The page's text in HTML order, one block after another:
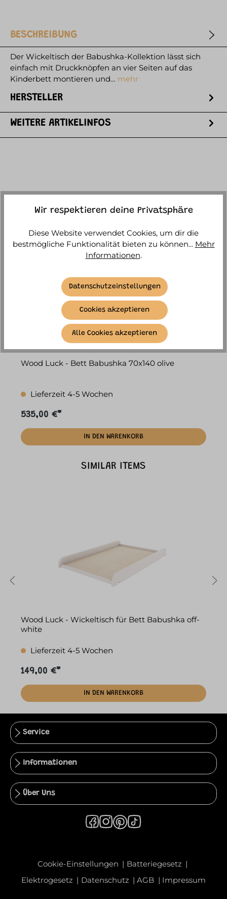
BESCHREIBUNG
Der Wickeltisch der Babushka-Kollektion lässt sich
einfach mit Druckknöpfen an vier Seiten auf das
Kinderbett montieren und… mehr
HERSTELLER
WEITERE ARTIKELINFOS
ACCESSORY ITEMS
Wood Luck - Bett Babushka 70x140 olive
Lieferzeit 4-5 Wochen
535,00 €*
IN DEN WARENKORB
SIMILAR ITEMS
Wood Luck - Wickeltisch für Bett Babushka off-
white
Lieferzeit 4-5 Wochen
149,00 €*
IN DEN WARENKORB
Service
Informationen
Über Uns
Cookie-Einstellungen
Batteriegesetz
Elektrogesetz
Datenschutz AGB Impressum
Wir respektieren deine Privatsphäre
Diese Website verwendet Cookies, um dir die
bestmögliche Funktionalität bieten zu können... Mehr
Informationen.
Datenschutzeinstellungen
Cookies akzeptieren
Alle Cookies akzeptieren